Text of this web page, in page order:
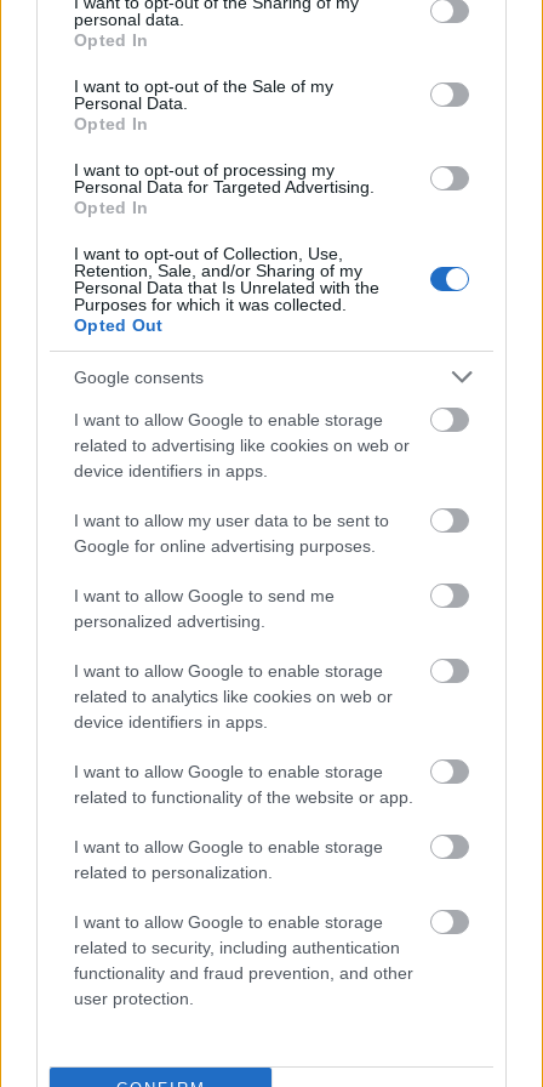
grant or deny consent to Google and its third-party tags to
use your data for below specified purposes in below Google
consent section.
personal data.
Opted In
I want to opt-out of the Sale of my
Personal Data.
Opted In
I want to opt-out of processing my
Personal Data for Targeted Advertising.
Opted In
I want to opt-out of Collection, Use,
Retention, Sale, and/or Sharing of my
Personal Data that Is Unrelated with the
Purposes for which it was collected.
Opted Out
Google consents
I want to allow Google to enable storage
related to advertising like cookies on web or
device identifiers in apps.
I want to allow my user data to be sent to
Google for online advertising purposes.
I want to allow Google to send me
personalized advertising.
I want to allow Google to enable storage
related to analytics like cookies on web or
device identifiers in apps.
I want to allow Google to enable storage
related to functionality of the website or app.
I want to allow Google to enable storage
related to personalization.
I want to allow Google to enable storage
related to security, including authentication
functionality and fraud prevention, and other
user protection.
Kékfrankos
legnagyobb mennyiségben termesztett szőlőfajta,
mely a szekszárdi és az egri bikavér alapjául is
szolgál, egy Napóleon idejében ismert valutához
köthető? A ’soproni kékfrank’ a helyi szőlősgazdák a
jó borért fizetett járandósága volt.
Ez persze csak egy feltételezés, más források Nagy
Károly uralkodását idézik, amikor a frank uralkodó
két csoportra osztotta a szőlőfajtákat, az
értékesebbnek vélt
hunra. Előbbi csoportba került a kékfrankos.
Kékoportó
Külföldön inkább„portuguiser”néven ismert,
eredetét máig homály fedi.
Sokan úgy vélik, hogy Portugáliához köthető. A
közhiedelem szerint Baron von Fries Portóból hozta
magával a fajtát osztrák birtokára 1772-ben.
Bogyóinak hamvaskék színe miatt kapta végül a
kékoportó nevet.
Merlot
A Merlot nevének eredete egyértelműen Dél-nyugat
földrajzi helyhez, hanem a„fekete rigó” – franciául
,merlau– szóhoz köthető. Az elnevezés eredetét
a szőlőfajtát, a merlot sötét bogyója pedig a madár
sötét tollazatát idézi.
Riesling